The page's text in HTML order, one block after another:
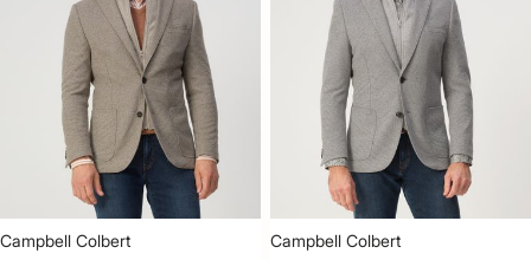
Campbell Colbert Campbell Colbert